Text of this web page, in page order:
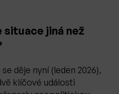
situace jiná než
děje nyní (leden 2026),
klíčové události